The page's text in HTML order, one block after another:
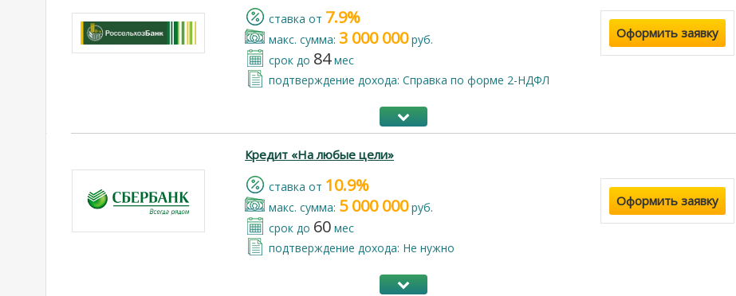
cтавка от 7.9%
макс. сумма: 3 000 000руб.
срок до 84мес
подтверждение дохода: Справка по форме 2-НДФЛ
Оформить заявку
Кредит «На любые цели»
cтавка от 10.9%
макс. сумма: 5 000 000руб.
срок до 60 мес
подтверждение дохода: Не нужно
Оформить заявку